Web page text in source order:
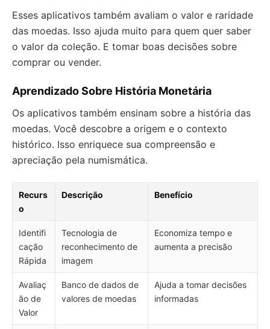
Esses aplicativos também avaliam o valor e raridade
das moedas. Isso ajuda muito para quem quer saber
o valor da coleção. E tomar boas decisões sobre
comprar ou vender.
Aprendizado Sobre História Monetária
Os aplicativos também ensinam sobre a história das
moedas. Você descobre a origem e o contexto
histórico. Isso enriquece sua compreensão e
apreciação pela numismática.
Recurs
o
Descrição Benefício
Identifi
cação
Rápida
Tecnologia de
reconhecimento de
imagem
Economiza tempo e
aumenta a precisão
Avaliaç
ão de
Valor
Banco de dados de
valores de moedas
Ajuda a tomar decisões
informadas